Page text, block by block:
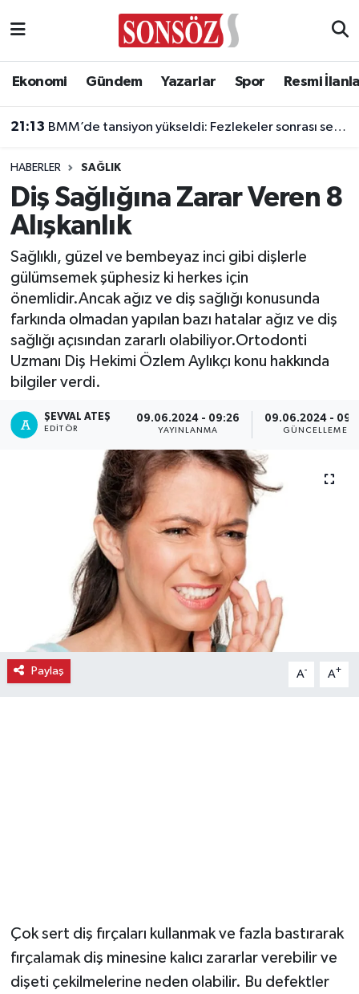
Ekonomi Gündem Yazarlar Spor Resmi
21:13 BMM’de tansiyon yükseldi: Fezlekeler sonrası sert açıklamalar
HABERLER SAĞLIK
Diş Sağlığına Zarar Veren 8
Alışkanlık
Sağlıklı, güzel ve bembeyaz inci gibi dişlerle
gülümsemek şüphesiz ki herkes için
önemlidir.Ancak ağız ve diş sağlığı konusunda
farkında olmadan yapılan bazı hatalar ağız ve diş
sağlığı açısından zararlı olabiliyor.Ortodonti
Uzmanı Diş Hekimi Özlem Aylıkçı konu hakkında
bilgiler verdi.
ŞEVVAL ATEŞ
EDITÖR
09.06.2024 - 09:26
YAYINLANMA
09.06.2024 -
GÜNCELLEME
Paylaş A- A+
Çok sert diş fırçaları kullanmak ve fazla bastırarak
fırçalamak diş minesine kalıcı zararlar verebilir ve
dişeti çekilmelerine neden olabilir. Bu defektler
Asayiş
Biyografi
Çevre
Diğer
Dünya
Eğitim
Ekonomi
Eleman
Gündem
Gurme
Haber
İlçe Haberleri
Keşfet
Sokak Hayvanlarını Sahiplendirme
Ankara Nöbetçi Eczaneler
Ankara Trafik Yoğunluk Haritası
Süper Lig Puan Durumu ve Fikstür
Tüm Manşetler
Son Dakika Haberleri
Haber Arşivi